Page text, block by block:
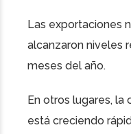
Las exportaciones
alcanzaron niveles
meses del año.
En otros lugares, la
está creciendo